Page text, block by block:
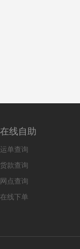
在线自助
运单查询
货款查询
网点查询
在线下单